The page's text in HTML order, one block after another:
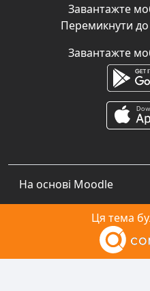
Завантажте
Перемикнути до
Завантажте
На основі Moodle
Ця тема